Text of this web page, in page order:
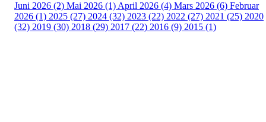
Juni 2026 (2) Mai 2026 (1) April 2026 (4) Mars 2026 (6) Februar
2026 (1) 2025 (27) 2024 (32) 2023 (22) 2022 (27) 2021 (25) 2020
(32) 2019 (30) 2018 (29) 2017 (22) 2016 (9) 2015 (1)